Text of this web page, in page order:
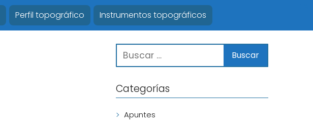
Perfil topográfico Instrumentos topográficos
Categorías
Apuntes